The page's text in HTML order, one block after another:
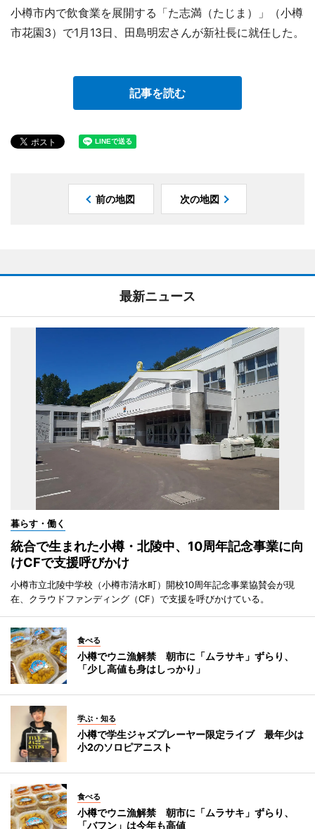
小樽市内で飲食業を展開する「た志満（たじま）」（小樽
市花園3）で1月13日、田島明宏さんが新社長に就任した。
記事を読む
前の地図 次の地図
最新ニュース
暮らす・働く
統合で生まれた小樽・北陵中、10周年記念事業に向
けCFで支援呼びかけ
小樽市立北陵中学校（小樽市清水町）開校10周年記念事業協賛会が現
在、クラウドファンディング（CF）で支援を呼びかけている。
食べる
小樽でウニ漁解禁 朝市に「ムラサキ」ずらり、
「少し高値も身はしっかり」
学ぶ・知る
小樽で学生ジャズプレーヤー限定ライブ 最年少は
小2のソロピアニスト
食べる
小樽でウニ漁解禁 朝市に「ムラサキ」ずらり、
「バフン」は今年も高値